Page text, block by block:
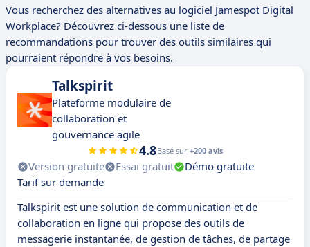
Vous recherchez des alternatives au logiciel Jamespot Digital
Workplace? Découvrez ci-dessous une liste de
recommandations pour trouver des outils similaires qui
pourraient répondre à vos besoins.
Talkspirit
Plateforme modulaire de
collaboration et
gouvernance agile
4.8Basé sur +200 avis
Version gratuite Essai gratuit
Démo gratuite
Tarif sur demande
Talkspirit est une solution de communication et de
collaboration en ligne qui propose des outils de
messagerie instantanée, de gestion de tâches, de partage